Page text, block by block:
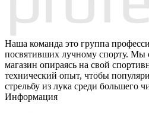
Наша команда это группа
посвятивших лучному спорту. Мы
магазин опираясь на свой
технический опыт, чтобы
стрельбу из лука среди большего
Информация